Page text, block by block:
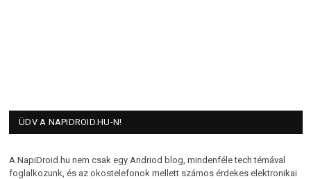
ÜDV A NAPIDROID.HU-N!
A NapiDroid.hu nem csak egy Andriod blog, mindenféle tech témával
foglalkozunk, és az okostelefonok mellett számos érdekes elektronikai